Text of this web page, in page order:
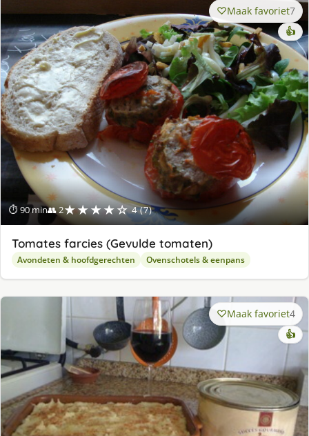
⏱ 90 min👥 2★★★★☆ 4 (7)
Maak favoriet7
👍
Tomates farcies (Gevulde tomaten)
Avondeten & hoofdgerechten Ovenschotels & eenpans
Maak favoriet4
👍